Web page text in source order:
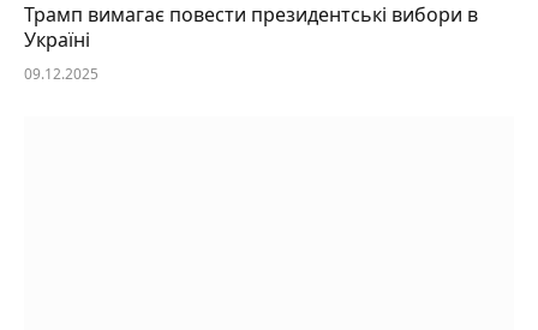
Трамп вимагає повести президентські вибори в
Україні
09.12.2025